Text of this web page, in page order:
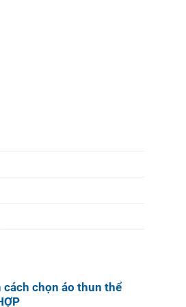
cách chọn áo thun thể